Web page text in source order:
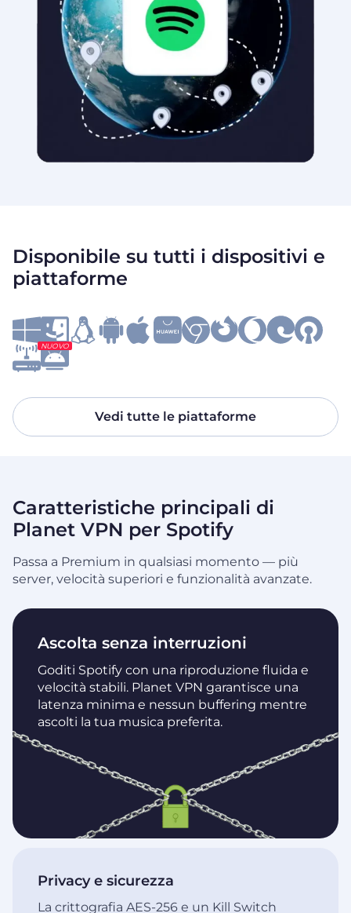
Disponibile su tutti i dispositivi e
piattaforme
NUOVO
Vedi tutte le piattaforme
Caratteristiche principali di
Planet VPN per Spotify
Passa a Premium in qualsiasi momento — più
server, velocità superiori e funzionalità avanzate.
Ascolta senza interruzioni
Goditi Spotify con una riproduzione fluida e
velocità stabili. Planet VPN garantisce una
latenza minima e nessun buffering mentre
ascolti la tua musica preferita.
Privacy e sicurezza
La crittografia AES-256 e un Kill Switch